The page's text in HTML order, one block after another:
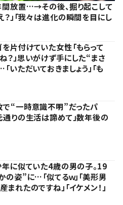
放置…→その後、掘り起こして
」「我々は進化の瞬間を目にし
片付けていた女性「もらって
？」思いがけず手にした“まさ
いただいておきましょう」「も
“一時意識不明”だったパ
通りの生活は諦めて」数年後の
年に似ていた4歳の男の子。19
姿”に…「似てるｗ」「美形男
れたのですね」「イケメン！」